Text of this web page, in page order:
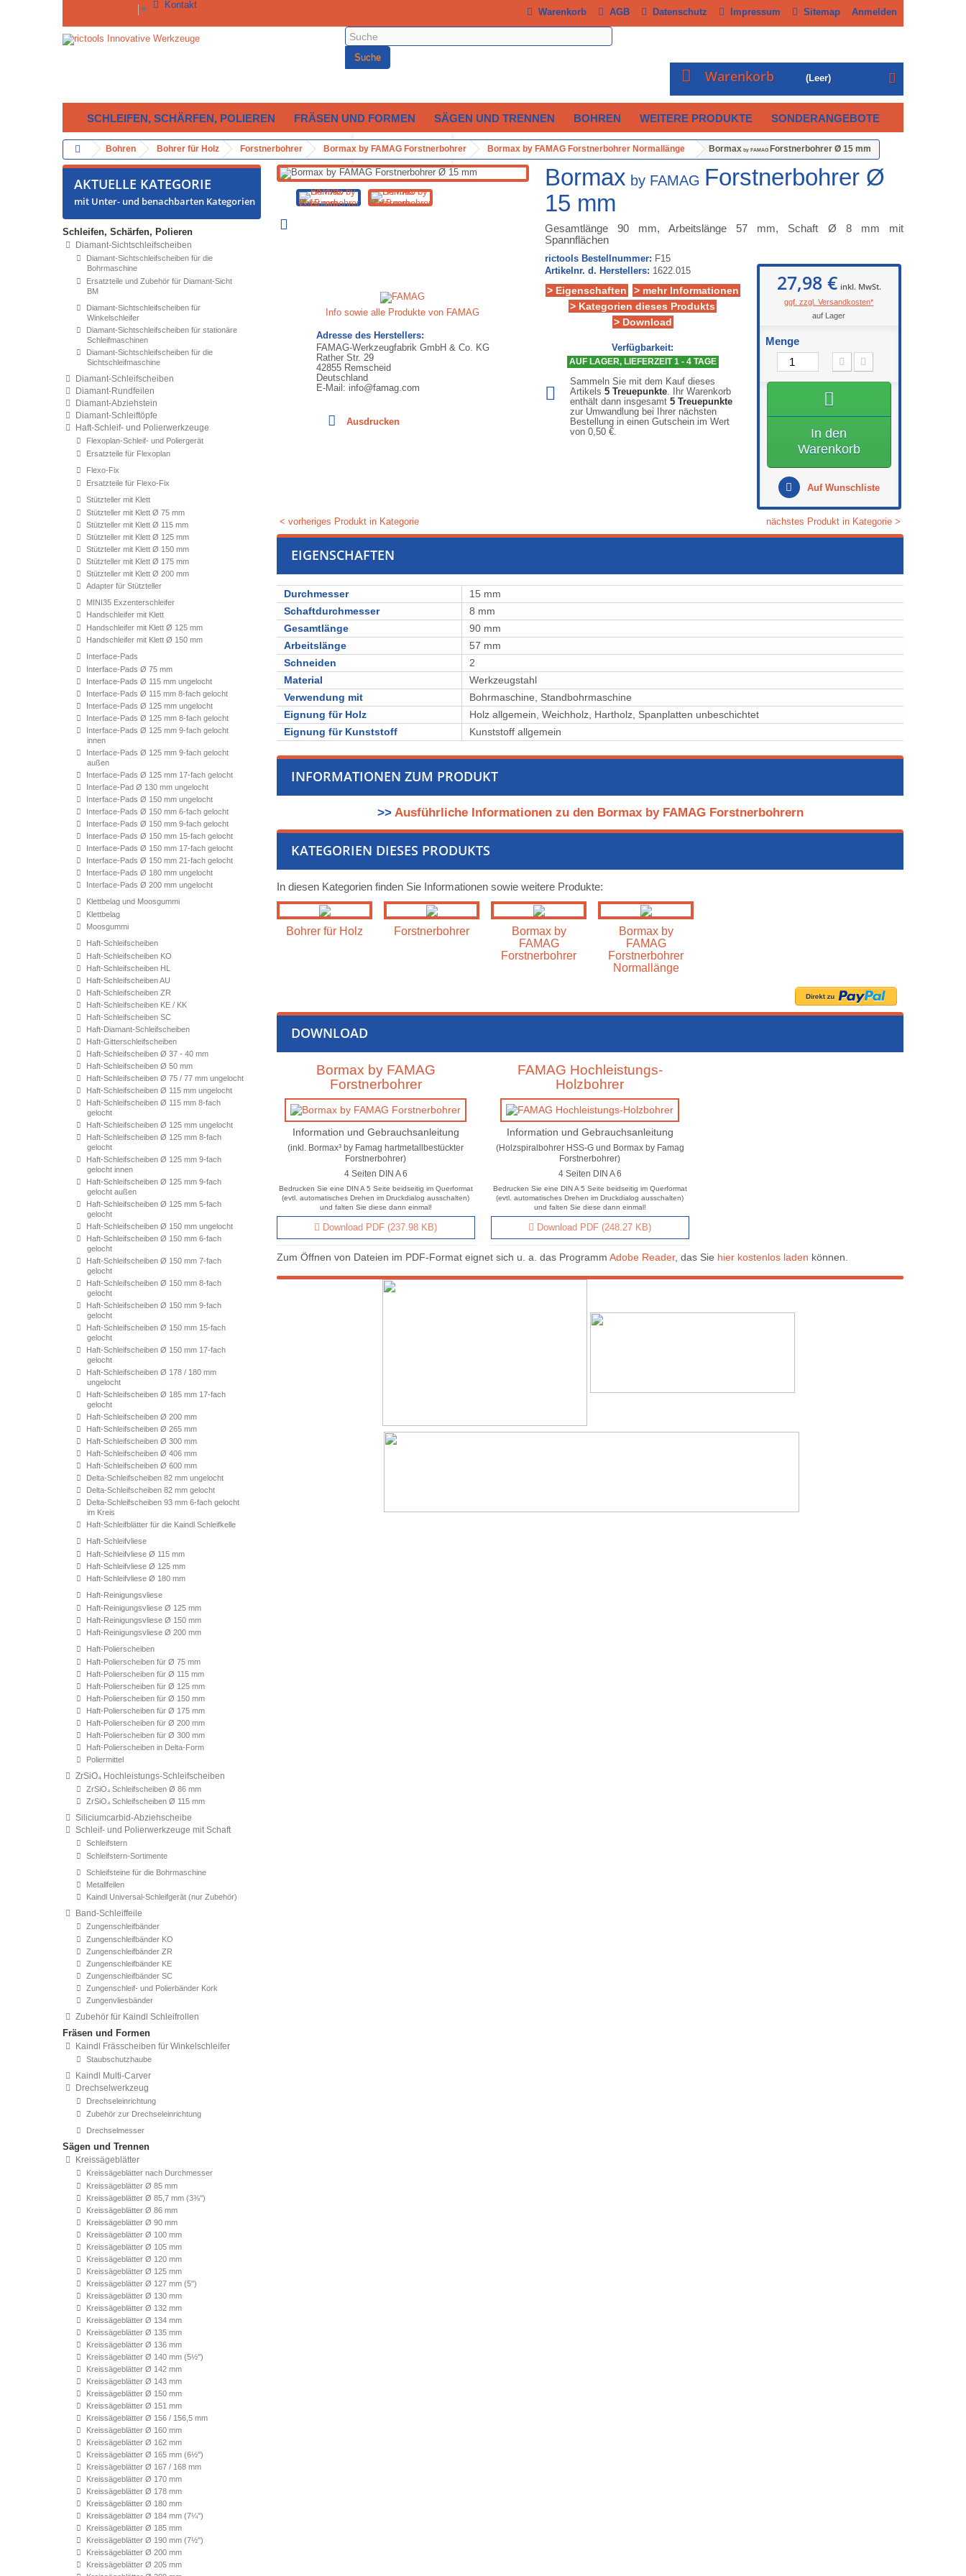
Anmelden
▼ Sitemap
Impressum
Datenschutz
AGB
Warenkorb
Kontakt
Suche
Warenkorb (Leer)
SCHLEIFEN, SCHÄRFEN, POLIEREN FRÄSEN UND FORMEN SÄGEN UND TRENNEN BOHREN WEITERE PRODUKTE SONDERANGEBOTE
Bohren Bohrer für Holz Forstnerbohrer Bormax by FAMAG Forstnerbohrer Bormax by FAMAG Forstnerbohrer Normallänge Bormax by FAMAG Forstnerbohrer Ø 15 mm
AKTUELLE KATEGORIE
mit Unter- und benachbarten Kategorien
Schleifen, Schärfen, Polieren
Diamant-Sichtschleifscheiben
Diamant-Sichtschleifscheiben für die
Bohrmaschine
Ersatzteile und Zubehör für Diamant-Sicht
BM
Diamant-Sichtschleifscheiben für
Winkelschleifer
Diamant-Sichtschleifscheiben für stationäre
Schleifmaschinen
Diamant-Sichtschleifscheiben für die
Sichtschleifmaschine
Diamant-Schleifscheiben
Diamant-Rundfeilen
Diamant-Abziehstein
Diamant-Schleiftöpfe
Haft-Schleif- und Polierwerkzeuge
Flexoplan-Schleif- und Poliergerät
Ersatzteile für Flexoplan
Flexo-Fix
Ersatzteile für Flexo-Fix
Stützteller mit Klett
Stützteller mit Klett Ø 75 mm
Stützteller mit Klett Ø 115 mm
Stützteller mit Klett Ø 125 mm
Stützteller mit Klett Ø 150 mm
Stützteller mit Klett Ø 175 mm
Stützteller mit Klett Ø 200 mm
Adapter für Stützteller
MINI35 Exzenterschleifer
Handschleifer mit Klett
Handschleifer mit Klett Ø 125 mm
Handschleifer mit Klett Ø 150 mm
Interface-Pads
Interface-Pads Ø 75 mm
Interface-Pads Ø 115 mm ungelocht
Interface-Pads Ø 115 mm 8-fach gelocht
Interface-Pads Ø 125 mm ungelocht
Interface-Pads Ø 125 mm 8-fach gelocht
Interface-Pads Ø 125 mm 9-fach gelocht
innen
Interface-Pads Ø 125 mm 9-fach gelocht
außen
Interface-Pads Ø 125 mm 17-fach gelocht
Interface-Pad Ø 130 mm ungelocht
Interface-Pads Ø 150 mm ungelocht
Interface-Pads Ø 150 mm 6-fach gelocht
Interface-Pads Ø 150 mm 9-fach gelocht
Interface-Pads Ø 150 mm 15-fach gelocht
Interface-Pads Ø 150 mm 17-fach gelocht
Interface-Pads Ø 150 mm 21-fach gelocht
Interface-Pads Ø 180 mm ungelocht
Interface-Pads Ø 200 mm ungelocht
Klettbelag und Moosgummi
Klettbelag
Moosgummi
Haft-Schleifscheiben
Haft-Schleifscheiben KO
Haft-Schleifscheiben HL
Haft-Schleifscheiben AU
Haft-Schleifscheiben ZR
Haft-Schleifscheiben KE / KK
Haft-Schleifscheiben SC
Haft-Diamant-Schleifscheiben
Haft-Gitterschleifscheiben
Haft-Schleifscheiben Ø 37 - 40 mm
Haft-Schleifscheiben Ø 50 mm
Haft-Schleifscheiben Ø 75 / 77 mm ungelocht
Haft-Schleifscheiben Ø 115 mm ungelocht
Haft-Schleifscheiben Ø 115 mm 8-fach
gelocht
Haft-Schleifscheiben Ø 125 mm ungelocht
Haft-Schleifscheiben Ø 125 mm 8-fach
gelocht
Haft-Schleifscheiben Ø 125 mm 9-fach
gelocht innen
Haft-Schleifscheiben Ø 125 mm 9-fach
gelocht außen
Haft-Schleifscheiben Ø 125 mm 5-fach
gelocht
Haft-Schleifscheiben Ø 150 mm ungelocht
Haft-Schleifscheiben Ø 150 mm 6-fach
gelocht
Haft-Schleifscheiben Ø 150 mm 7-fach
gelocht
Haft-Schleifscheiben Ø 150 mm 8-fach
gelocht
Haft-Schleifscheiben Ø 150 mm 9-fach
gelocht
Haft-Schleifscheiben Ø 150 mm 15-fach
gelocht
Haft-Schleifscheiben Ø 150 mm 17-fach
gelocht
Haft-Schleifscheiben Ø 178 / 180 mm
ungelocht
Haft-Schleifscheiben Ø 185 mm 17-fach
gelocht
Haft-Schleifscheiben Ø 200 mm
Haft-Schleifscheiben Ø 265 mm
Haft-Schleifscheiben Ø 300 mm
Haft-Schleifscheiben Ø 406 mm
Haft-Schleifscheiben Ø 600 mm
Delta-Schleifscheiben 82 mm ungelocht
Delta-Schleifscheiben 82 mm gelocht
Delta-Schleifscheiben 93 mm 6-fach gelocht
im Kreis
Haft-Schleifblätter für die Kaindl Schleifkelle
Haft-Schleifvliese
Haft-Schleifvliese Ø 115 mm
Haft-Schleifvliese Ø 125 mm
Haft-Schleifvliese Ø 180 mm
Haft-Reinigungsvliese
Haft-Reinigungsvliese Ø 125 mm
Haft-Reinigungsvliese Ø 150 mm
Haft-Reinigungsvliese Ø 200 mm
Haft-Polierscheiben
Haft-Polierscheiben für Ø 75 mm
Haft-Polierscheiben für Ø 115 mm
Haft-Polierscheiben für Ø 125 mm
Haft-Polierscheiben für Ø 150 mm
Haft-Polierscheiben für Ø 175 mm
Haft-Polierscheiben für Ø 200 mm
Haft-Polierscheiben für Ø 300 mm
Haft-Polierscheiben in Delta-Form
Poliermittel
ZrSiO₄ Hochleistungs-Schleifscheiben
ZrSiO₄ Schleifscheiben Ø 86 mm
ZrSiO₄ Schleifscheiben Ø 115 mm
Siliciumcarbid-Abziehscheibe
Schleif- und Polierwerkzeuge mit Schaft
Schleifstern
Schleifstern-Sortimente
Schleifsteine für die Bohrmaschine
Metallfeilen
Kaindl Universal-Schleifgerät (nur Zubehör)
Band-Schleiffeile
Zungenschleifbänder
Zungenschleifbänder KO
Zungenschleifbänder ZR
Zungenschleifbänder KE
Zungenschleifbänder SC
Zungenschleif- und Polierbänder Kork
Zungenvliesbänder
Zubehör für Kaindl Schleifrollen
Fräsen und Formen
Kaindl Frässcheiben für Winkelschleifer
Staubschutzhaube
Kaindl Multi-Carver
Drechselwerkzeug
Drechseleinrichtung
Zubehör zur Drechseleinrichtung
Drechselmesser
Sägen und Trennen
Kreissägeblätter
Kreissägeblätter nach Durchmesser
Kreissägeblätter Ø 85 mm
Kreissägeblätter Ø 85,7 mm (3⅜'')
Kreissägeblätter Ø 86 mm
Kreissägeblätter Ø 90 mm
Kreissägeblätter Ø 100 mm
Kreissägeblätter Ø 105 mm
Kreissägeblätter Ø 120 mm
Kreissägeblätter Ø 125 mm
Kreissägeblätter Ø 127 mm (5'')
Kreissägeblätter Ø 130 mm
Kreissägeblätter Ø 132 mm
Kreissägeblätter Ø 134 mm
Kreissägeblätter Ø 135 mm
Kreissägeblätter Ø 136 mm
Kreissägeblätter Ø 140 mm (5½'')
Kreissägeblätter Ø 142 mm
Kreissägeblätter Ø 143 mm
Kreissägeblätter Ø 150 mm
Kreissägeblätter Ø 151 mm
Kreissägeblätter Ø 156 / 156,5 mm
Kreissägeblätter Ø 160 mm
Kreissägeblätter Ø 162 mm
Kreissägeblätter Ø 165 mm (6½'')
Kreissägeblätter Ø 167 / 168 mm
Kreissägeblätter Ø 170 mm
Kreissägeblätter Ø 178 mm
Kreissägeblätter Ø 180 mm
Kreissägeblätter Ø 184 mm (7¼'')
Kreissägeblätter Ø 185 mm
Kreissägeblätter Ø 190 mm (7½'')
Kreissägeblätter Ø 200 mm
Kreissägeblätter Ø 205 mm
Vergrößern
Info sowie alle Produkte von FAMAG
Adresse des Herstellers:
FAMAG-Werkzeugfabrik GmbH & Co. KG
Rather Str. 29
42855 Remscheid
Deutschland
E-Mail: info@famag.com
Ausdrucken
Bormax by FAMAG Forstnerbohrer Ø
15 mm
Gesamtlänge 90 mm, Arbeitslänge 57 mm, Schaft Ø 8 mm mit
Spannflächen
rictools Bestellnummer: F15
Artikelnr. d. Herstellers: 1622.015
> Eigenschaften
> mehr Informationen
> Kategorien dieses Produkts
> Download
Verfügbarkeit:
AUF LAGER, LIEFERZEIT 1 - 4 TAGE
Sammeln Sie mit dem Kauf dieses
Artikels 5Treuepunkte. Ihr Warenkorb
enthält dann insgesamt 5Treuepunkte
zur Umwandlung bei Ihrer nächsten
Bestellung in einen Gutschein im Wert
von 0,50 €.
27,98 € inkl. MwSt.
ggf. zzgl. Versandkosten*
auf Lager
Menge
In den
Warenkorb
Auf Wunschliste
< vorheriges Produkt in Kategorie nächstes Produkt in Kategorie >
EIGENSCHAFTEN
Durchmesser
15 mm
Schaftdurchmesser
8 mm
Gesamtlänge
90 mm
Arbeitslänge
57 mm
Schneiden
2
Material
⁠⁠Werkzeugstahl
Verwendung mit
Bohrmaschine, Standbohrmaschine
Eignung für Holz
Holz allgemein, ⁠Weichholz, ⁠⁠⁠Hartholz, ⁠⁠⁠⁠⁠⁠⁠⁠Spanplatten unbeschichtet
Eignung für Kunststoff
Kunststoff allgemein
INFORMATIONEN ZUM PRODUKT
>> Ausführliche Informationen zu den Bormax by FAMAG Forstnerbohrern
KATEGORIEN DIESES PRODUKTS
In diesen Kategorien finden Sie Informationen sowie weitere Produkte:
Bohrer für Holz Forstnerbohrer
Bormax by
FAMAG
Forstnerbohrer
Bormax by
FAMAG
Forstnerbohrer
Normallänge
DOWNLOAD
Bormax by FAMAG
Forstnerbohrer
Information und Gebrauchsanleitung
(inkl. Bormax³ by Famag hartmetallbestückter
Forstnerbohrer)
4 Seiten DIN A 6
Bedrucken Sie eine DIN A 5 Seite beidseitig im Querformat
(evtl. automatisches Drehen im Druckdialog ausschalten)
und falten Sie diese dann einmal!
Download PDF (237.98 KB)
FAMAG Hochleistungs-
Holzbohrer
Information und Gebrauchsanleitung
(Holzspiralbohrer HSS-G und Bormax by Famag
Forstnerbohrer)
4 Seiten DIN A 6
Bedrucken Sie eine DIN A 5 Seite beidseitig im Querformat
(evtl. automatisches Drehen im Druckdialog ausschalten)
und falten Sie diese dann einmal!
Download PDF (248.27 KB)
Zum Öffnen von Dateien im PDF-Format eignet sich u. a. das Programm Adobe Reader, das Sie hier kostenlos laden können.